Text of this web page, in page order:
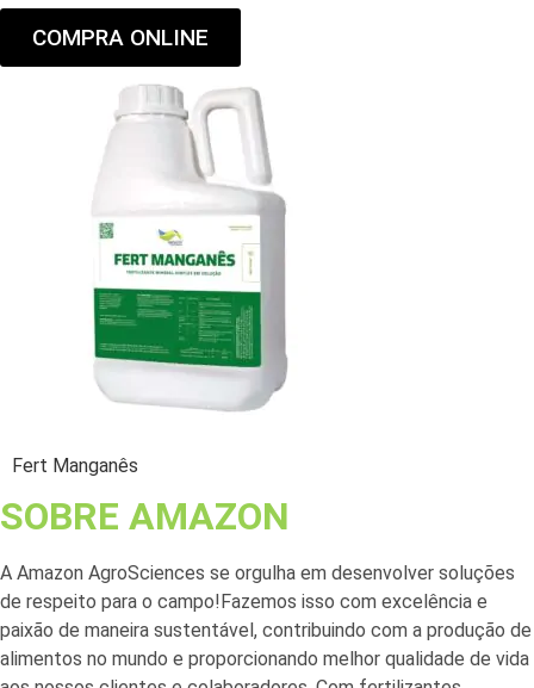
COMPRA ONLINE
Fert Manganês
SOBRE AMAZON
A Amazon AgroSciences se orgulha em desenvolver soluções
de respeito para o campo!Fazemos isso com excelência e
paixão de maneira sustentável, contribuindo com a produção de
alimentos no mundo e proporcionando melhor qualidade de vida